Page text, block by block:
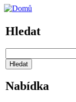
Hledat
Nabídka